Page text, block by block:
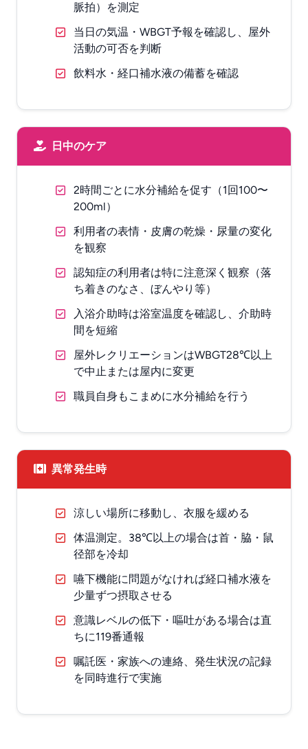
脈拍）を測定
当日の気温・WBGT予報を確認し、屋外
活動の可否を判断
飲料水・経口補水液の備蓄を確認
日中のケア
2時間ごとに水分補給を促す（1回100〜
200ml）
利用者の表情・皮膚の乾燥・尿量の変化
を観察
認知症の利用者は特に注意深く観察（落
ち着きのなさ、ぼんやり等）
入浴介助時は浴室温度を確認し、介助時
間を短縮
屋外レクリエーションはWBGT28℃以上
で中止または屋内に変更
職員自身もこまめに水分補給を行う
異常発生時
涼しい場所に移動し、衣服を緩める
体温測定。38℃以上の場合は首・脇・鼠
径部を冷却
嚥下機能に問題がなければ経口補水液を
少量ずつ摂取させる
意識レベルの低下・嘔吐がある場合は直
ちに119番通報
嘱託医・家族への連絡、発生状況の記録
を同時進行で実施